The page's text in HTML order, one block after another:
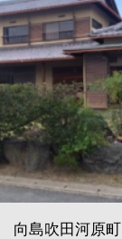
向島吹田河原町